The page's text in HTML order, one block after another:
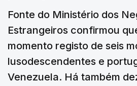
Fonte do Ministério dos
Estrangeiros confirmou
momento registo de seis
lusodescendentes e
Venezuela. Há também